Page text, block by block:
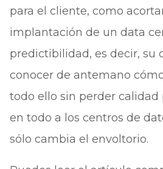
para el cliente, como
implantación de un data
predictibilidad, es decir, su
conocer de antemano
todo ello sin perder calidad
en todo a los centros de
sólo cambia el envoltorio.